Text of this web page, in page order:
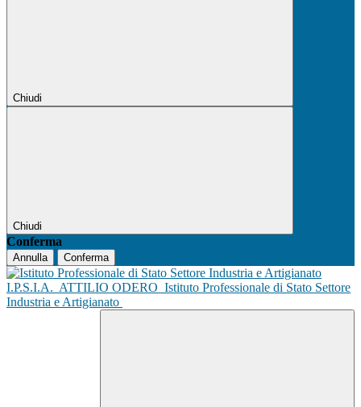
Chiudi
Chiudi
Conferma
Annulla Conferma
I.P.S.I.A. ATTILIO ODERO Istituto Professionale di Stato Settore
Industria e Artigianato